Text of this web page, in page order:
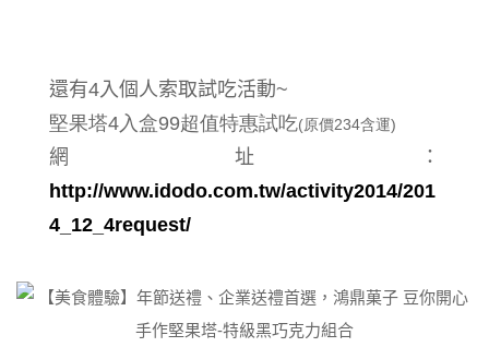
還有4入個人索取試吃活動~
堅果塔4入盒99超值特惠試吃(原價234含運)
網址：
http://www.idodo.com.tw/activity2014/201
4_12_4request/